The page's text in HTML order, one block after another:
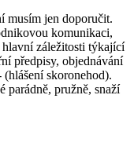
musím jen doporučit.
komunikaci,
záležitosti týkající
předpisy, objednávání
skoronehod).
parádně, pružně, snaží